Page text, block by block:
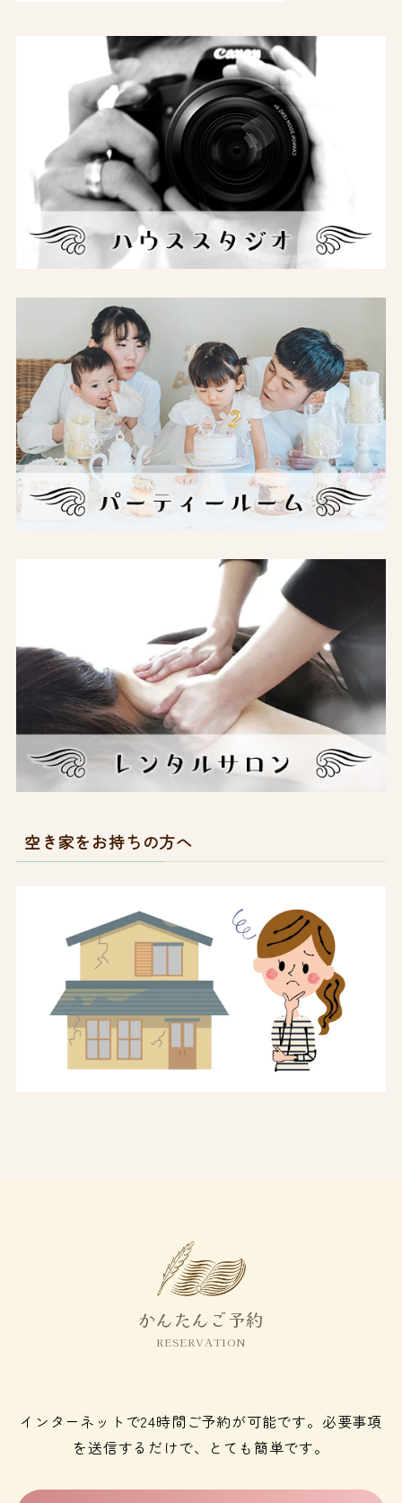
空き家をお持ちの方へ
かんたんご予約
RESERVATION
インターネットで24時間ご予約が可能です。必要事項
を送信するだけで、とても簡単です。